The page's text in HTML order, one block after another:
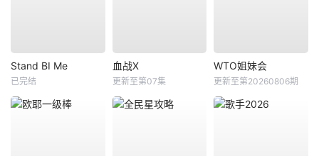
Stand BI Me
已完结
血战X
更新至第07集
WTO姐妹会
更新至第20260806期